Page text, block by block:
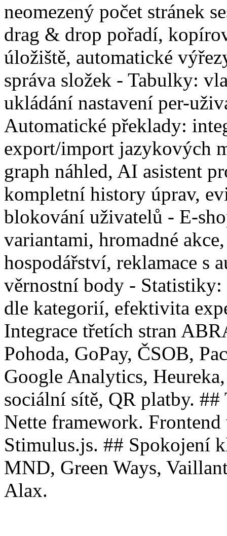
neomezený počet stránek
drag & drop pořadí,
úložiště, automatické
správa složek - Tabulky:
ukládání nastavení per-
Automatické překlady:
export/import jazykových
graph náhled, AI asistent
kompletní history úprav,
blokování uživatelů - E-
variantami, hromadné
hospodářství, reklamace s
věrnostní body -
dle kategorií, efektivita
Integrace třetích stran
Pohoda, GoPay, ČSOB,
Google Analytics,
sociální sítě, QR platby.
Nette framework.
Stimulus.js. ## Spokojení
MND, Green Ways,
Alax.